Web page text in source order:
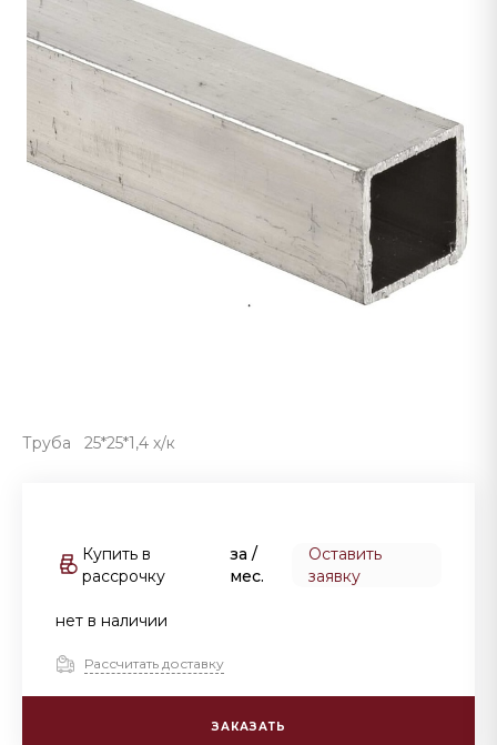
Труба 25*25*1,4 х/к
Купить в
рассрочку
за/
мес.
Оставить
заявку
нет в наличии
Рассчитать доставку
ЗАКАЗАТЬ